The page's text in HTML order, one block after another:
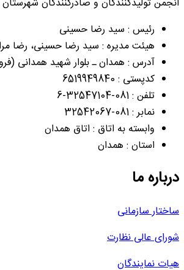
رئیس : سید رضا حسینی
هیئت مدیره : سید رضا حسینی، رضا
آدرس : همدان ـ بلوار شهید همدانی
کدپستی : 6519949840
تلفن : 081-32547104-6
نمابر : 081-32542067
وابسته به اتاق : اتاق همدان
استان : همدان
درباره ما
ساختار سازمانی
شورای عالی نظارت
هیات نمایندگان